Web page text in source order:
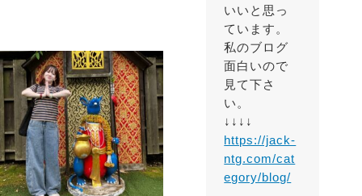
いいと思っ
ています。
私のブログ
面白いので
見て下さ
い。
↓↓↓↓
https://jack-
ntg.com/cat
egory/blog/